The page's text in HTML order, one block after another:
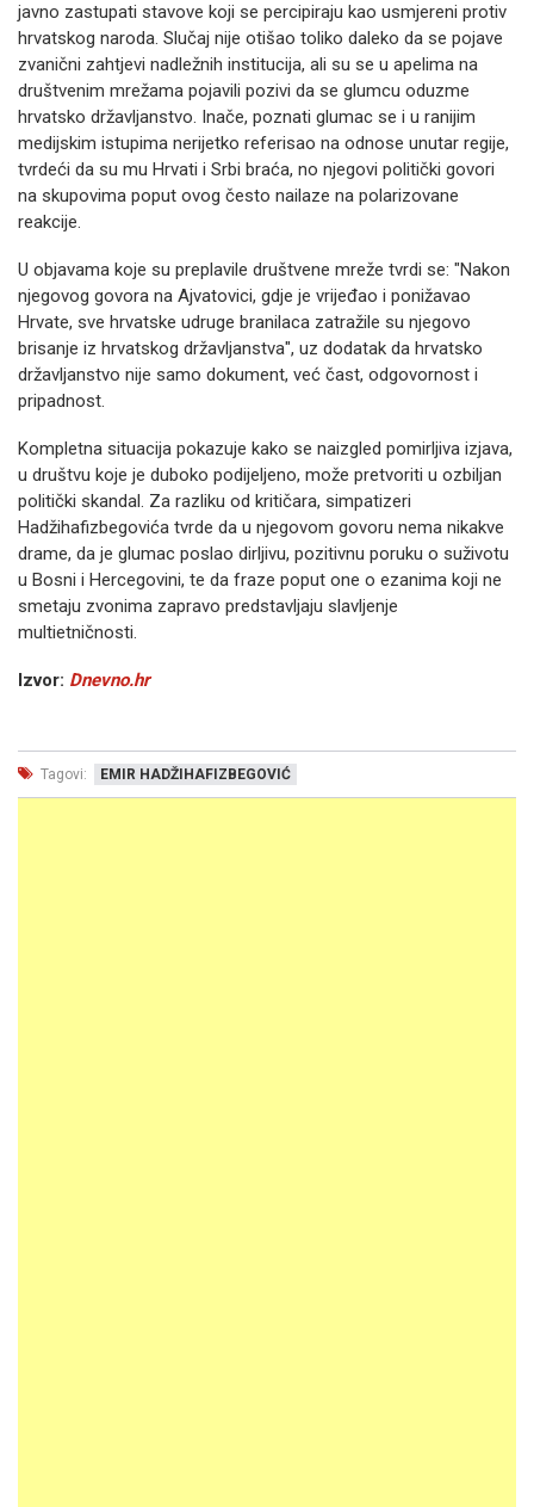
javno zastupati stavove koji se percipiraju kao usmjereni protiv
hrvatskog naroda. Slučaj nije otišao toliko daleko da se pojave
zvanični zahtjevi nadležnih institucija, ali su se u apelima na
društvenim mrežama pojavili pozivi da se glumcu oduzme
hrvatsko državljanstvo. Inače, poznati glumac se i u ranijim
medijskim istupima nerijetko referisao na odnose unutar regije,
tvrdeći da su mu Hrvati i Srbi braća, no njegovi politički govori
na skupovima poput ovog često nailaze na polarizovane
reakcije.
U objavama koje su preplavile društvene mreže tvrdi se: "Nakon
njegovog govora na Ajvatovici, gdje je vrijeđao i ponižavao
Hrvate, sve hrvatske udruge branilaca zatražile su njegovo
brisanje iz hrvatskog državljanstva", uz dodatak da hrvatsko
državljanstvo nije samo dokument, već čast, odgovornost i
pripadnost.
Kompletna situacija pokazuje kako se naizgled pomirljiva izjava,
u društvu koje je duboko podijeljeno, može pretvoriti u ozbiljan
politički skandal. Za razliku od kritičara, simpatizeri
Hadžihafizbegovića tvrde da u njegovom govoru nema nikakve
drame, da je glumac poslao dirljivu, pozitivnu poruku o suživotu
u Bosni i Hercegovini, te da fraze poput one o ezanima koji ne
smetaju zvonima zapravo predstavljaju slavljenje
multietničnosti.
Izvor: Dnevno.hr
Tagovi: EMIR HADŽIHAFIZBEGOVIĆ